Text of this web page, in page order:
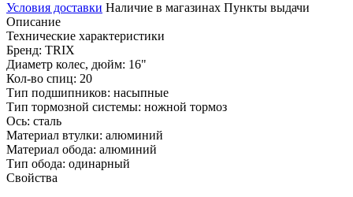
Условия доставки Наличие в магазинах Пункты выдачи
Описание
Технические характеристики
Бренд: TRIX
Диаметр колес, дюйм: 16"
Кол-во спиц: 20
Тип подшипников: насыпные
Тип тормозной системы: ножной тормоз
Ось: сталь
Материал втулки: алюминий
Материал обода: алюминий
Тип обода: одинарный
Свойства